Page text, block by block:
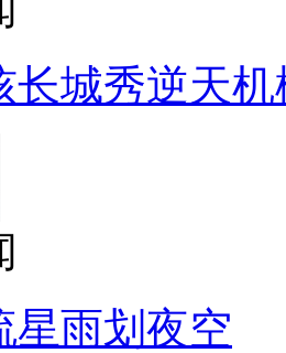
长城秀逆天机
星雨划夜空